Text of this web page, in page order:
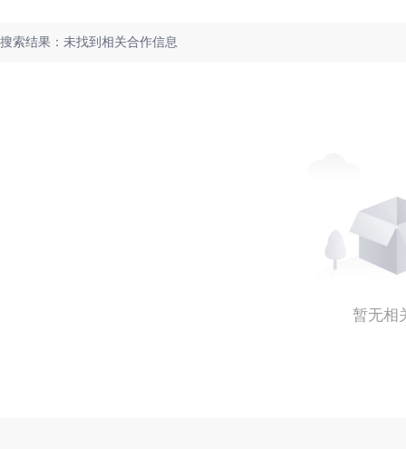
搜索结果：未找到相关合作信息
暂无相